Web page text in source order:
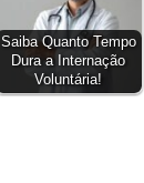
Saiba Quanto Tempo
Dura a Internação
Voluntária!